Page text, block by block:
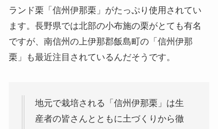
ランド栗「信州伊那栗」がたっぷり使用されてい
ます。長野県では北部の小布施の栗がとても有名
ですが、南信州の上伊那郡飯島町の「信州伊那
栗」も最近注目されているんだそうです。
地元で栽培される「信州伊那栗」は生
産者の皆さんとともに土づくりから徹